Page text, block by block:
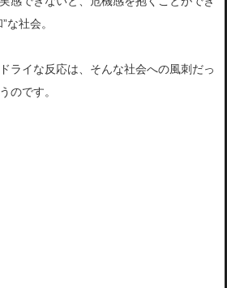
な社会。
ライな反応は、そんな社会への風刺だっ
のです。